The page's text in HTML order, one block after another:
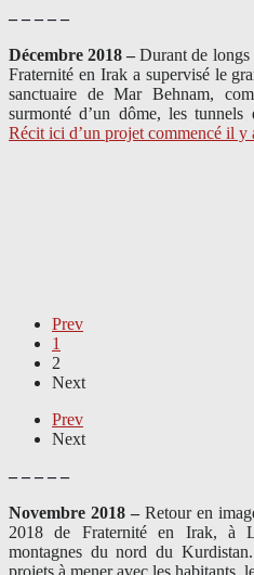
– – – – –
Décembre 2018 –Durant de
Fraternité en Irak a supervisé le
sanctuaire de Mar Behnam,
surmonté d’un dôme, les tunnels
Récit ici d’un projet commencé il y
Prev
1
2
Next
Prev
Next
– – – – –
Novembre 2018 – Retour en
2018 de Fraternité en Irak, à
montagnes du nord du
projets à mener avec les habitants,